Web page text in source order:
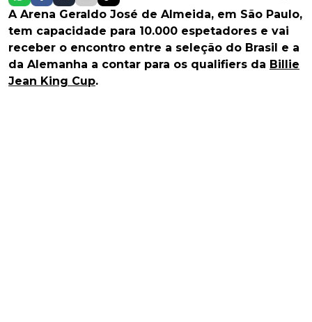
A Arena Geraldo José de Almeida, em São Paulo,
tem capacidade para 10.000 espetadores e vai
receber o encontro entre a seleção do Brasil e a
da Alemanha a contar para os qualifiers da Billie
Jean King Cup.